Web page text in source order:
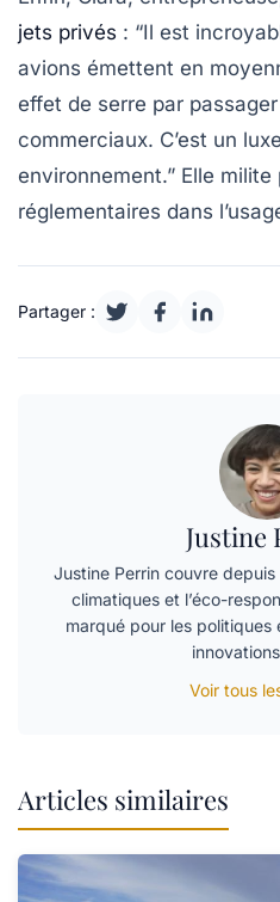
jets privés : “Il est
avions émettent en
effet de serre par
commerciaux. C’est un
environnement.” Elle milite
réglementaires dans
Partager :
Justine
Justine Perrin couvre
climatiques et l’éco-
marqué pour les politiques
Voir tous
Articles similaires